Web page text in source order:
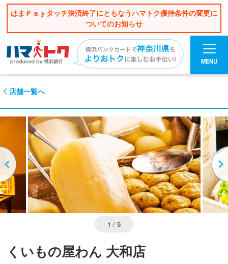
はまＰａｙタッチ決済終了にともなうハマトク優待条件の変更に
ついてのお知らせ
MENU
店舗一覧へ
1 / 9
くいもの屋わん 大和店